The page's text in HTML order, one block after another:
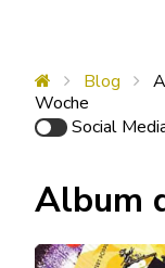
Blog
Woche
Social
Album